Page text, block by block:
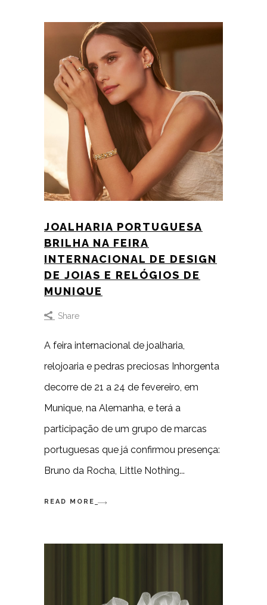
JOALHARIA PORTUGUESA
BRILHA NA FEIRA
INTERNACIONAL DE DESIGN
DE JOIAS E RELÓGIOS DE
MUNIQUE
Share
A feira internacional de joalharia,
relojoaria e pedras preciosas Inhorgenta
decorre de 21 a 24 de fevereiro, em
Munique, na Alemanha, e terá a
participação de um grupo de marcas
portuguesas que já confirmou presença:
Bruno da Rocha, Little Nothing
READ MORE